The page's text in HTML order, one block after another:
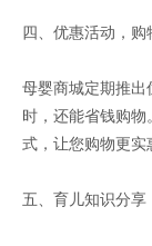
四、优惠活动，购
母婴商城定期推出
时，还能省钱购
式，让您购物更实
五、育儿知识分享